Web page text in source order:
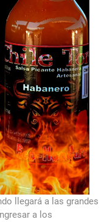
llegará a las grandes
a los